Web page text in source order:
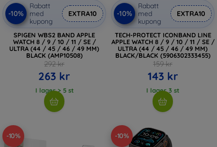
-10%
Rabatt
med
kupong
EXTRA10
SPIGEN WBS2 BAND APPLE
WATCH 8 / 9 / 10 / 11 / SE /
ULTRA (44 / 45 / 46 / 49 MM)
BLACK (AMP10508)
292 kr
263 kr
I lager > 5 st
-10%
Rabatt
med
kupong
EXTRA10
TECH-PROTECT ICONBAND LINE
APPLE WATCH 8 / 9 / 10 / 11 / SE /
ULTRA (44 / 45 / 46 / 49 MM)
BLACK/BLACK (5906302333455)
159 kr
143 kr
I lager 3 st
-10% -10%